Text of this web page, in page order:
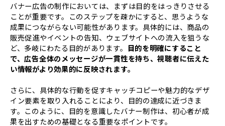
バナー広告の制作においては、まずは目的をはっきりさせる
ことが重要です。このステップを疎かにすると、思うような
成果につながらない可能性があります。具体的には、商品の
販売促進やイベントの告知、ウェブサイトへの流入を狙うな
ど、多岐にわたる目的があります。 目的を明確にすること
で、広告全体のメッセージが一貫性を持ち、視聴者に伝えた
い情報がより効果的に反映されます。
さらに、具体的な行動を促すキャッチコピーや魅力的なデザ
イン要素を取り入れることにより、目的の達成に近づきま
す。このように、目的を意識したバナー制作は、初心者が成
果を出すための基礎となる重要なポイントです。